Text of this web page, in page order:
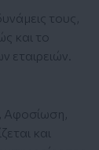
τους,
και το
Αφοσίωση,
και